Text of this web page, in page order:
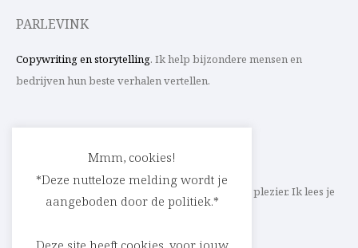
PARLEVINK
Copywriting en storytelling. Ik help bijzondere mensen en
bedrijven hun beste verhalen vertellen.
Schrijf ik straks mee aan jouw verhaal? Met veel plezier. Ik lees je
heel graag op
cedric@parlevink.be
Mmm, cookies!
*Deze nutteloze melding wordt je
aangeboden door de politiek.*